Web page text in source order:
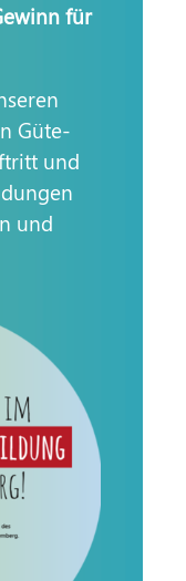
für
Güte-
und
und